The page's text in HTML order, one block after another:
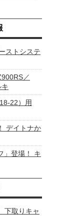
ストシステ
／
22）用
デイトナか
」登場！ キ
下取りキャ